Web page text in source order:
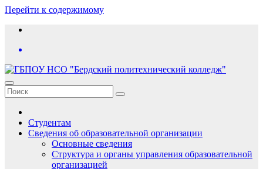
Перейти к содержимому
Студентам
Сведения об образовательной организации
Основные сведения
Структура и органы управления образовательной
организацией